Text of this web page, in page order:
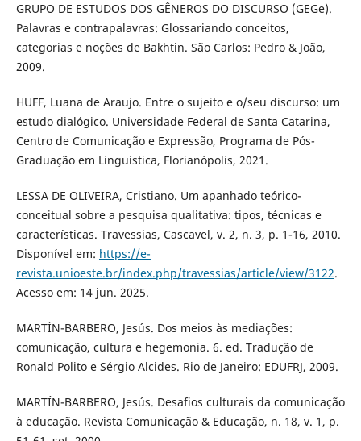
GRUPO DE ESTUDOS DOS GÊNEROS DO DISCURSO (GEGe).
Palavras e contrapalavras: Glossariando conceitos,
categorias e noções de Bakhtin. São Carlos: Pedro & João,
2009.
HUFF, Luana de Araujo. Entre o sujeito e o/seu discurso: um
estudo dialógico. Universidade Federal de Santa Catarina,
Centro de Comunicação e Expressão, Programa de Pós-
Graduação em Linguística, Florianópolis, 2021.
LESSA DE OLIVEIRA, Cristiano. Um apanhado teórico-
conceitual sobre a pesquisa qualitativa: tipos, técnicas e
características. Travessias, Cascavel, v. 2, n. 3, p. 1-16, 2010.
Disponível em: https://e-
revista.unioeste.br/index.php/travessias/article/view/3122.
Acesso em: 14 jun. 2025.
MARTÍN-BARBERO, Jesús. Dos meios às mediações:
comunicação, cultura e hegemonia. 6. ed. Tradução de
Ronald Polito e Sérgio Alcides. Rio de Janeiro: EDUFRJ, 2009.
MARTÍN-BARBERO, Jesús. Desafios culturais da comunicação
à educação. Revista Comunicação & Educação, n. 18, v. 1, p.